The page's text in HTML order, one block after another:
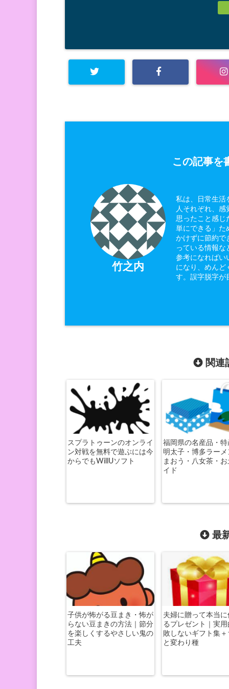
この記事を
竹之内
私は、日常生活
人それぞれ、
思ったこと感じ
単にできる」た
かけずに節約で
っている情報
参考になればい
になり、めんど
す。誤字脱字が
関連
スプラトゥーンのオンライ
ン対戦を無料で遊ぶには今
からでもWillUソフト
福岡県の名産品・特
明太子・博多ラー
まおう・八女茶・
イド
最
子供が怖がる豆まき・怖が
らない豆まきの方法｜節分
を楽しくするやさしい鬼の
工夫
夫婦に贈って本当
るプレゼント｜実
敗しないギフト集
と変わり種